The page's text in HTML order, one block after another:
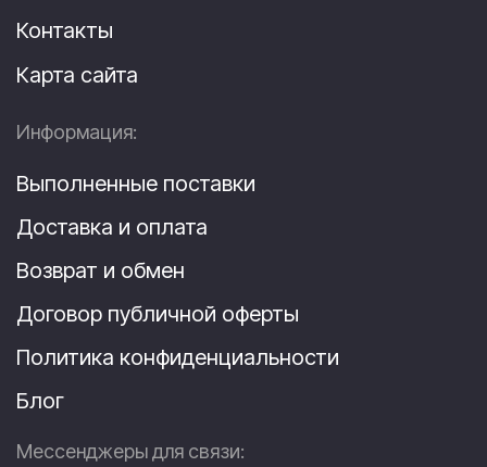
Контакты
Карта сайта
Информация:
Выполненные поставки
Доставка и оплата
Возврат и обмен
Договор публичной оферты
Политика конфиденциальности
Блог
Мессенджеры для связи: